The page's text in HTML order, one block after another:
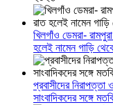
খিলগাঁও ডেমরা-
হলেই নামেন গাড়ি
প্রবাসীদের নিরাপত্তা
সাংবাদিকদের সঙ্গে